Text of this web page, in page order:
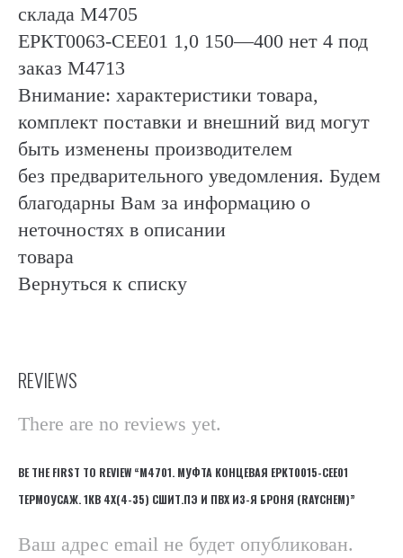
склада М4705
ЕРКТ0063-СЕЕ01 1,0 150—400 нет 4 под
заказ М4713
Внимание: характеристики товара,
комплект поставки и внешний вид могут
быть изменены производителем
без предварительного уведомления. Будем
благодарны Вам за информацию о
неточностях в описании
товара
Вернуться к списку
REVIEWS
There are no reviews yet.
BE THE FIRST TO REVIEW “М4701. МУФТА КОНЦЕВАЯ EPKT0015-CEE01
ТЕРМОУСАЖ. 1КВ 4Х(4-35) СШИТ.ПЭ И ПВХ ИЗ-Я БРОНЯ (RAYCHEM)”
Ваш адрес email не будет опубликован.